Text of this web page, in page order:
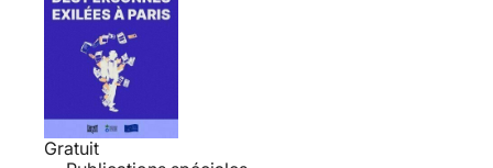
Gratuit